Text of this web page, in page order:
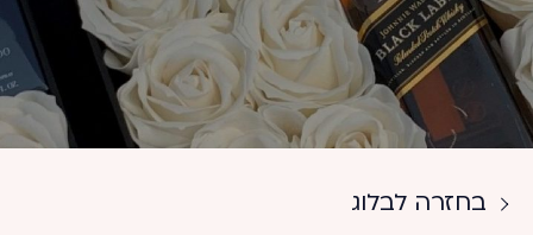
בחזרה לבלוג